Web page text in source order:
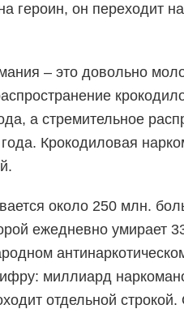
героин, он переходит
– это довольно
а стремительное
Крокодиловая
около 250 млн.
ежедневно умирает
миллиард
отдельной